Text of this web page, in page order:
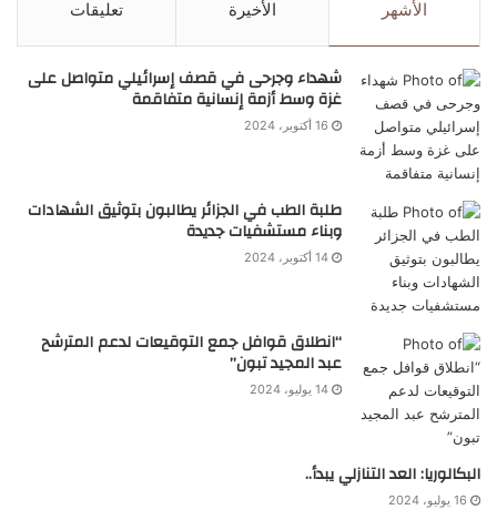
الأشهر الأخيرة تعليقات
شهداء وجرحى في قصف إسرائيلي متواصل على
غزة وسط أزمة إنسانية متفاقمة
16 أكتوبر، 2024
طلبة الطب في الجزائر يطالبون بتوثيق الشهادات
وبناء مستشفيات جديدة
14 أكتوبر، 2024
“انطلاق قوافل جمع التوقيعات لدعم المترشح
عبد المجيد تبون”
14 يوليو، 2024
البكالوريا: العد التنازلي يبدأ..
16 يوليو، 2024